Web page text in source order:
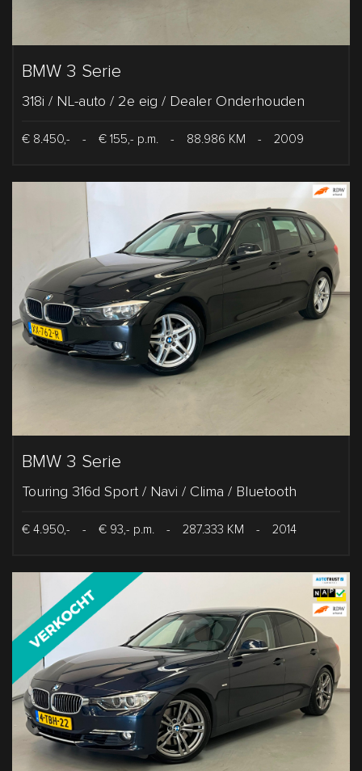
BMW 3 Serie
318i / NL-auto / 2e eig / Dealer Onderhouden
€ 8.450,- - € 155,- p.m. - 88.986 KM - 2009
BMW 3 Serie
Touring 316d Sport / Navi / Clima / Bluetooth
€ 4.950,- - € 93,- p.m. - 287.333 KM - 2014